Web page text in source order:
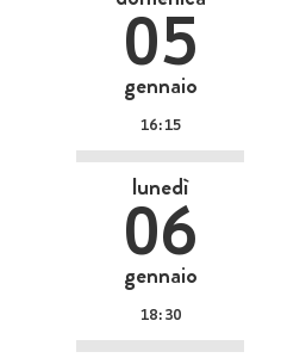
05
gennaio
16:15
lunedì
06
gennaio
18:30